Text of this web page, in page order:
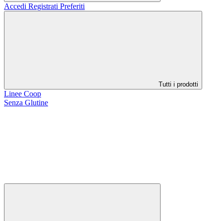
Accedi Registrati Preferiti
Tutti i prodotti
Linee Coop
Senza Glutine